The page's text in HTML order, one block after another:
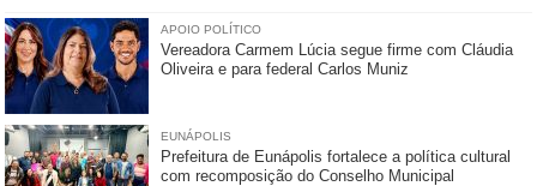
APOIO POLÍTICO
Vereadora Carmem Lúcia segue firme com Cláudia
Oliveira e para federal Carlos Muniz
EUNÁPOLIS
Prefeitura de Eunápolis fortalece a política cultural
com recomposição do Conselho Municipal